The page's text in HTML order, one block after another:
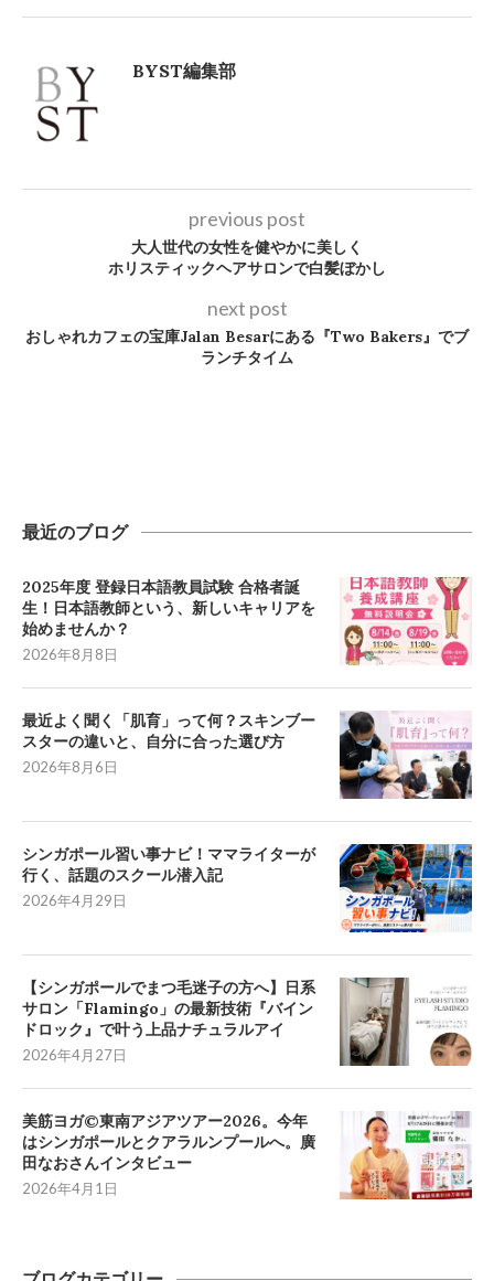
BYST編集部
previous post
大人世代の女性を健やかに美しく
ホリスティックヘアサロンで白髪ぼかし
next post
おしゃれカフェの宝庫Jalan Besarにある『Two Bakers』でブ
ランチタイム
最近のブログ
2025年度 登録日本語教員試験 合格者誕
生！日本語教師という、新しいキャリアを
始めませんか？
2026年8月8日
最近よく聞く「肌育」って何？スキンブー
スターの違いと、自分に合った選び方
2026年8月6日
シンガポール習い事ナビ！ママライターが
行く、話題のスクール潜入記
2026年4月29日
【シンガポールでまつ毛迷子の方へ】日系
サロン「Flamingo」の最新技術『バイン
ドロック』で叶う上品ナチュラルアイ
2026年4月27日
美筋ヨガ©東南アジアツアー2026。今年
はシンガポールとクアラルンプールへ。廣
田なおさんインタビュー
2026年4月1日